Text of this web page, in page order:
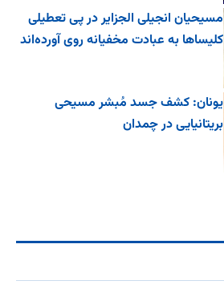
مسیحیان انجیلی الجزایر در پی تعطیلی
کلیساها به عبادت مخفیانه روی آورده‌اند
یونان: کشف جسد مُبشر مسیحی
بریتانیایی در چمدان